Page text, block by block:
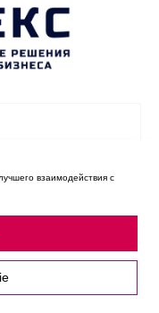
взаимодействия с